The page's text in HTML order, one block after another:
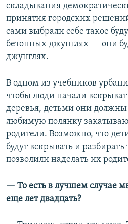
складывания
принятия городских
сами выбрали себе такое
бетонных джунглях — они
джунглях.
В одном из учебников
чтобы люди начали
деревья, детьми они должны
любимую полянку
родители. Возможно, что
будут вскрывать и
позволили наделать их
— То есть в лучшем случае
еще лет двадцать?